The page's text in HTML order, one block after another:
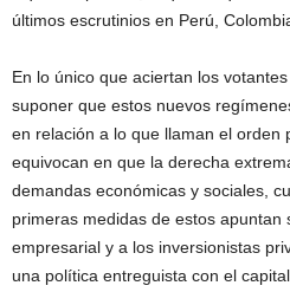
últimos escrutinios en Perú,
En lo único que aciertan los
suponer que estos nuevos
en relación a lo que llaman el orden
equivocan en que la derecha
demandas económicas y sociales,
primeras medidas de estos
empresarial y a los inversionistas
una política entreguista con el